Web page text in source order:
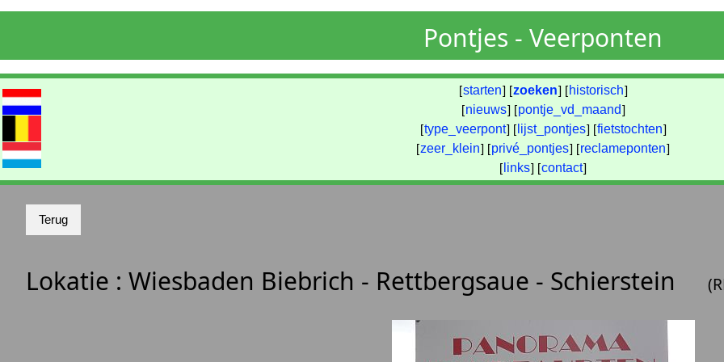
Pontjes - Veerponten
[starten] [zoeken] [ historisch]
[nieuws] [pontje_vd_maand]
[type_veerpont] [ lijst_pontjes] [fietstochten]
[zeer_klein] [privé_pontjes] [reclameponten]
[ links] [contact]
Lokatie : Wiesbaden Biebrich - Rettbergsaue - Schierstein